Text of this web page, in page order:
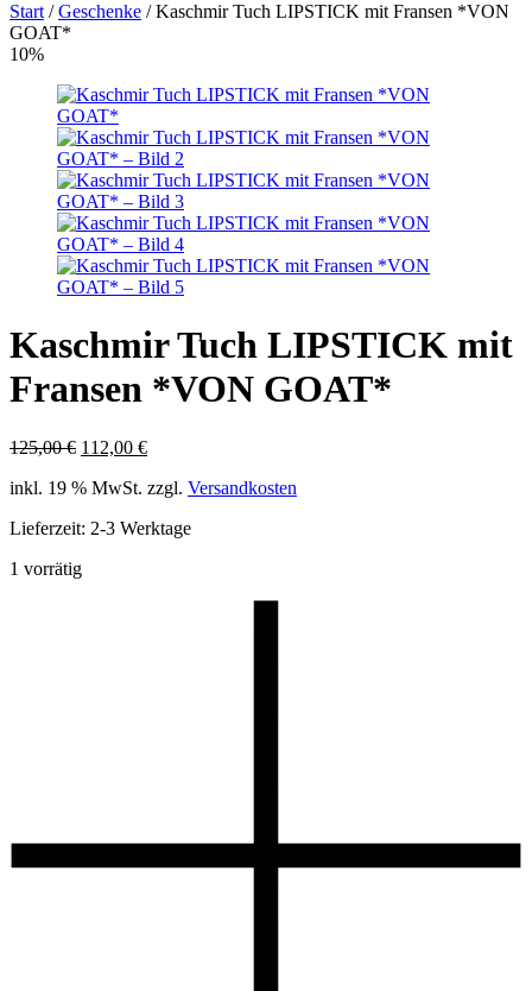
Start /Geschenke /Kaschmir Tuch LIPSTICK mit Fransen *VON
GOAT*
10%
Kaschmir Tuch LIPSTICK mit
Fransen *VON GOAT*
125,00€ Ursprünglicher
war:
112,00 €Aktueller
ist:
inkl. 19 % MwSt. zzgl. Versandkosten
Lieferzeit: 2-3 Werktage
1 vorrätig